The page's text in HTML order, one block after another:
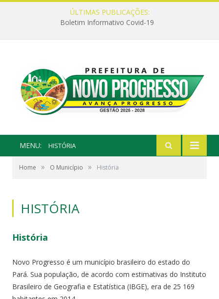
ÚLTIMAS PUBLICAÇÕES:
Boletim Informativo Covid-19
MENU: HISTÓRIA
Home » O Município » História
HISTÓRIA
História
Novo Progresso é um município brasileiro do estado do
Pará. Sua população, de acordo com estimativas do Instituto
Brasileiro de Geografia e Estatística (IBGE), era de 25 169